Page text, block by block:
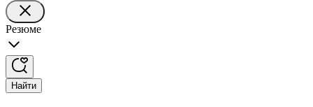
Резюме
Найти